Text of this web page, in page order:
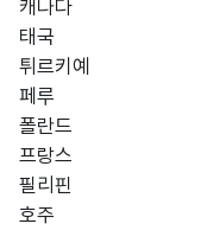
캐나다
태국
튀르키예
페루
폴란드
프랑스
필리핀
호주